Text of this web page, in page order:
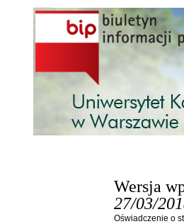
Przejdź do treści
Wersja
27/03/
Oświadczenie o